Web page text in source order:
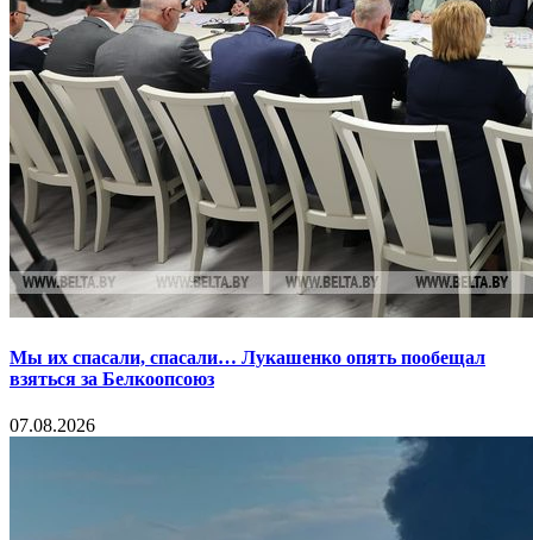
Мы их спасали, спасали… Лукашенко опять пообещал
взяться за Белкоопсоюз
07.08.2026